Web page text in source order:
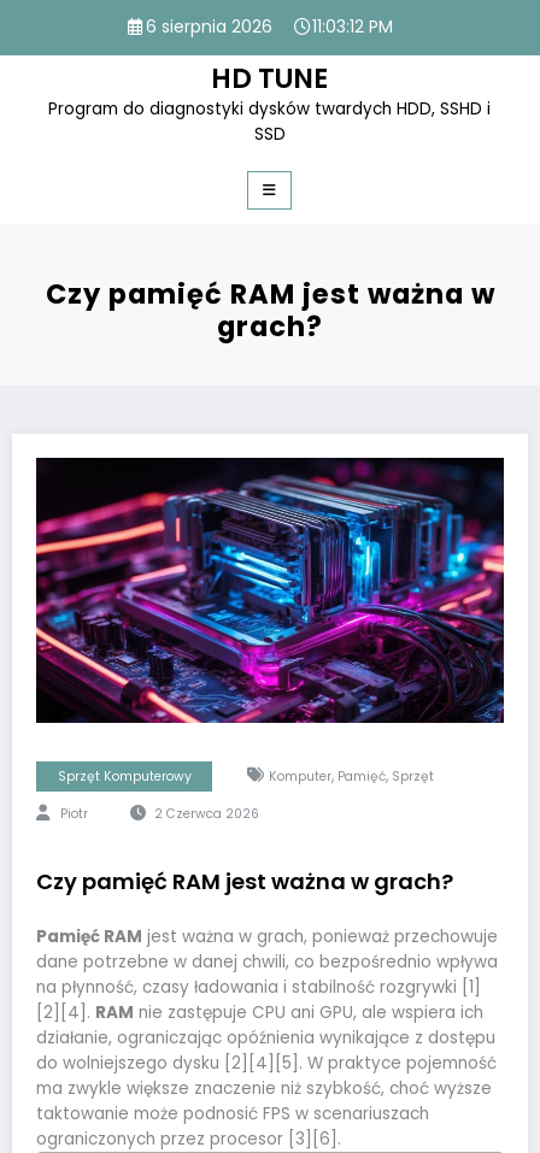
content
6 sierpnia 2026 11:03:12 PM
HD TUNE
Program do diagnostyki dysków twardych HDD, SSHD i
SSD
Czy pamięć RAM jest ważna w
grach?
Sprzęt Komputerowy Komputer, Pamięć, Sprzęt
Piotr 2 Czerwca 2026
Czy pamięć RAM jest ważna w grach?
Pamięć RAM jest ważna w grach, ponieważ przechowuje
dane potrzebne w danej chwili, co bezpośrednio wpływa
na płynność, czasy ładowania i stabilność rozgrywki [1]
[2][4]. RAM nie zastępuje CPU ani GPU, ale wspiera ich
działanie, ograniczając opóźnienia wynikające z dostępu
do wolniejszego dysku [2][4][5]. W praktyce pojemność
ma zwykle większe znaczenie niż szybkość, choć wyższe
taktowanie może podnosić FPS w scenariuszach
ograniczonych przez procesor [3][6].